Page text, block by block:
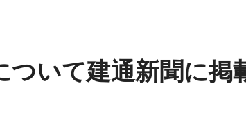
いて建通新聞に掲